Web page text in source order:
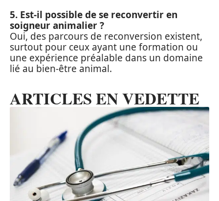
5. Est-il possible de se reconvertir en
soigneur animalier ?
Oui, des parcours de reconversion existent,
surtout pour ceux ayant une formation ou
une expérience préalable dans un domaine
lié au bien-être animal.
ARTICLES EN VEDETTE